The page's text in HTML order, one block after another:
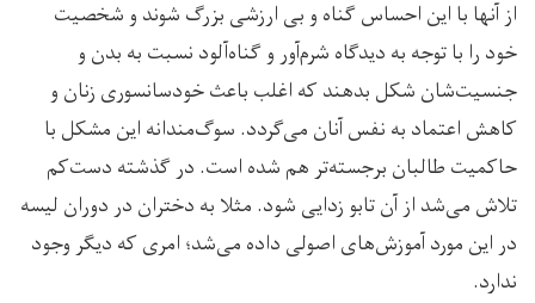
از آنها با این احساس گناه و بی ارزشی بزرگ شوند و شخصیت
خود را با توجه به دیدگاه شرم‌آور و گناه‌آلود نسبت به بدن و
جنسیت‌شان شکل بدهند که اغلب باعث خودسانسوری زنان و
کاهش اعتماد به نفس آنان می‌گردد. سوگ‌مندانه این مشکل با
حاکمیت طالبان برجسته‌تر هم شده است. در گذشته دست‌کم
تلاش می‌شد از آن تابو زدایی شود. مثلا به دختران در دوران لیسه
در این مورد آموزش‌های اصولی داده می‌شد؛ امری که دیگر وجود
ندارد.